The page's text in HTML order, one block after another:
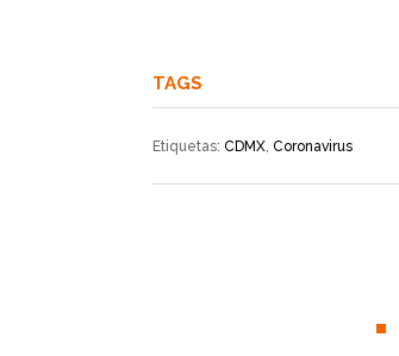
TAGS
Etiquetas: CDMX Coronavirus